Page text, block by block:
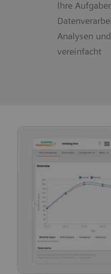
Ihre
Analysen
vereinfacht